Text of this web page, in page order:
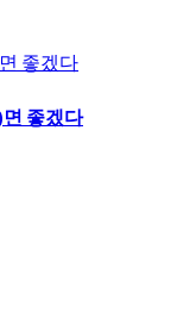
면 좋겠다